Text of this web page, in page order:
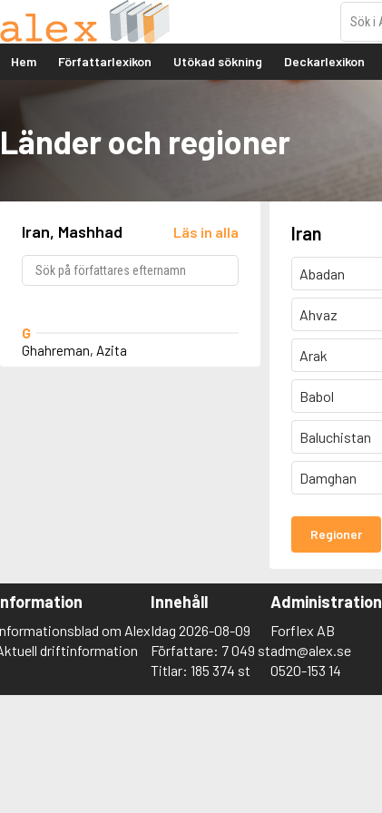
Hem Författarlexikon Utökad sökning Deckarlexikon
Länder och regioner
Iran, Mashhad Läs in alla
G
Ghahreman, Azita
Iran
Abadan
Ahvaz
Arak
Babol
Baluchistan
Damghan
Regioner
om Alex
driftinformation
Innehåll
Idag 2026-08-09
Författare: 7 049 st
Titlar: 185 374 st
Administration
Forflex AB
adm@alex.se
0520-153 14